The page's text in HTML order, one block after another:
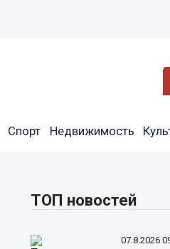
Спорт Недвижимость
ТОП новостей
07.8.2026